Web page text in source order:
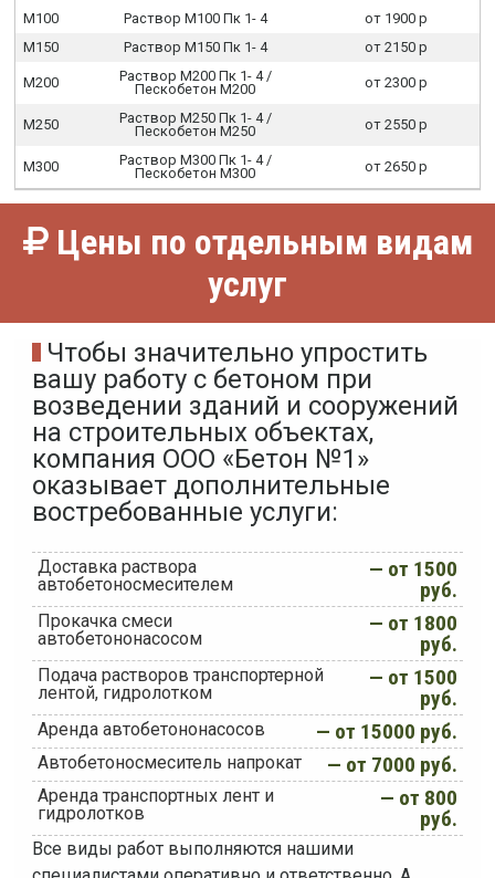
М100
Раствор М100 Пк 1- 4
от 1900 р
М150
Раствор М150 Пк 1- 4 от 2150 р
М200
Раствор М200 Пк 1- 4 /
Пескобетон М200
от 2300 р
М250
Раствор М250 Пк 1- 4 /
Пескобетон М250
от 2550 р
М300
Раствор М300 Пк 1- 4 /
Пескобетон М300
от 2650 р
Цены по отдельным видам
услуг
Чтобы значительно упростить
вашу работу с бетоном при
возведении зданий и сооружений
на строительных объектах,
компания ООО «Бетон №1»
оказывает дополнительные
востребованные услуги:
Доставка раствора
автобетоносмесителем
— от 1500
руб.
Прокачка смеси
автобетононасосом
— от 1800
руб.
Подача растворов транспортерной
лентой, гидролотком
— от 1500
руб.
Аренда автобетононасосов — от 15000 руб.
Автобетоносмеситель напрокат — от 7000 руб.
Аренда транспортных лент и
гидролотков
— от 800
руб.
Все виды работ выполняются нашими